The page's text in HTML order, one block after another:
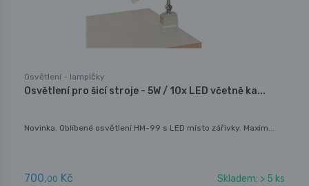
Osvětlení - lampičky
Osvětlení pro šicí stroje - 5W / 10x LED včetně ka...
Novinka. Oblíbené osvětlení HM-99 s LED místo zářivky. Maxim...
700,00 Kč Skladem: > 5 ks